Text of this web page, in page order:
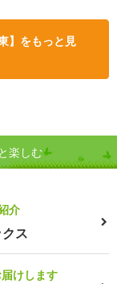
】をもっと見
楽しむ
介
ス
けします